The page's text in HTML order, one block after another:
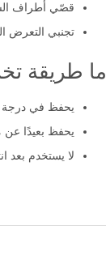
قصّي أطراف
تجنبي التعرض
ما طريقة
يحفظ في درجة
يحفظ بعيدًا عن
لا يستخدم بعد